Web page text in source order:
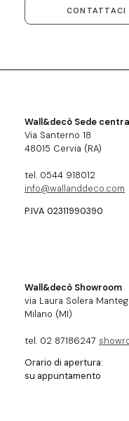
CONTATTACI
Wall&decò Sede
Via Santerno 18
48015 Cervia (RA)
tel. 0544 918012
info@wallanddeco.com
P.IVA 02311990390
Wall&decò Showroom
via Laura Solera
Milano (MI)
tel. 02 87186247
Orario di apertura:
su appuntamento